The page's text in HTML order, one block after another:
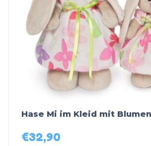
Hase Mi im Kleid mit
€32,90